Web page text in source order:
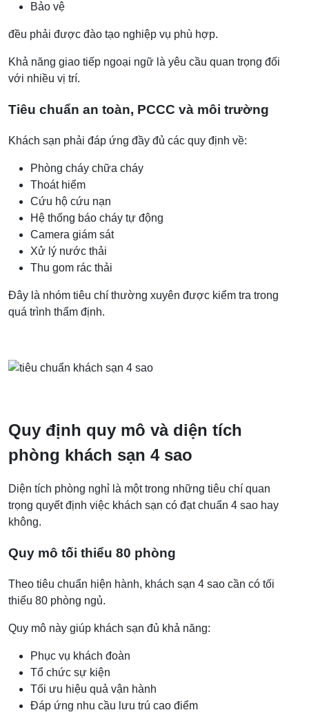
Bảo vệ
đều phải được đào tạo nghiệp vụ phù hợp.
Khả năng giao tiếp ngoại ngữ là yêu cầu quan trọng đối
với nhiều vị trí.
Tiêu chuẩn an toàn, PCCC và môi trường
Khách sạn phải đáp ứng đầy đủ các quy định về:
Phòng cháy chữa cháy
Thoát hiểm
Cứu hộ cứu nạn
Hệ thống báo cháy tự động
Camera giám sát
Xử lý nước thải
Thu gom rác thải
Đây là nhóm tiêu chí thường xuyên được kiểm tra trong
quá trình thẩm định.
Quy định quy mô và diện tích
phòng khách sạn 4 sao
Diện tích phòng nghỉ là một trong những tiêu chí quan
trọng quyết định việc khách sạn có đạt chuẩn 4 sao hay
không.
Quy mô tối thiểu 80 phòng
Theo tiêu chuẩn hiện hành, khách sạn 4 sao cần có tối
thiểu 80 phòng ngủ.
Quy mô này giúp khách sạn đủ khả năng:
Phục vụ khách đoàn
Tổ chức sự kiện
Tối ưu hiệu quả vận hành
Đáp ứng nhu cầu lưu trú cao điểm